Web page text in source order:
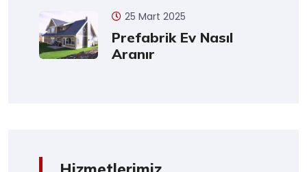
25 Mart 2025
Prefabrik Ev Nasıl
Aranır